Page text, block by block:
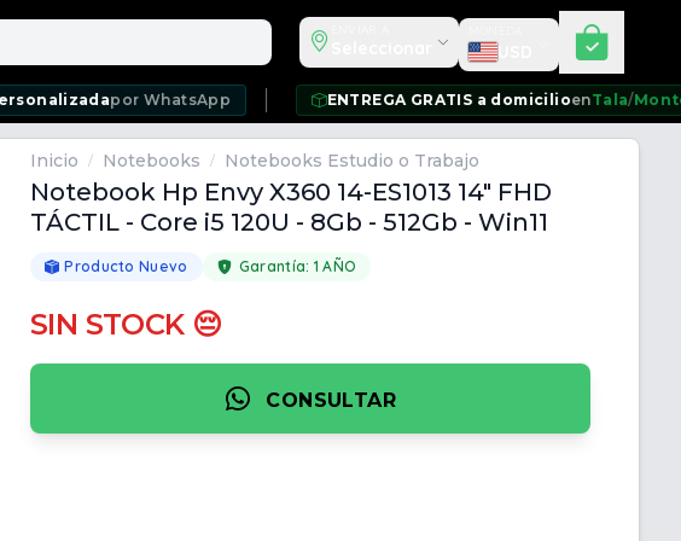
Seleccionar moneda
USD
por WhatsApp ENTREGA GRATIS a domicilioenTala /Montevideo /
Inicio / Notebooks / Notebooks Estudio o Trabajo
Notebook Hp Envy X360 14-ES1013 14" FHD
TÁCTIL - Core i5 120U - 8Gb - 512Gb - Win11
Producto Nuevo Garantía: 1 AÑO
SIN STOCK 😔
CONSULTAR